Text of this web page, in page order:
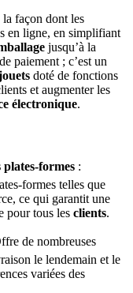
façon dont les
en ligne, en simplifiant
jusqu’à la
paiement ; c’est un
doté de fonctions
et augmenter les
électronique.
plates-formes :
formes telles que
ce qui garantit une
pour tous les clients.
de nombreuses
le lendemain et le
variées des